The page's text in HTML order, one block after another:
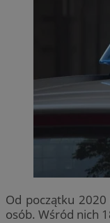
Od początku 2020
osób. Wśród nich